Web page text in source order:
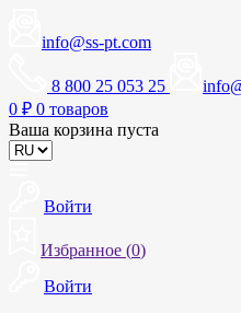
info@ss-pt.com
8 800 25 053 25
0 ₽ 0 товаров
Ваша корзина пуста
Войти
Избранное (0)
Войти